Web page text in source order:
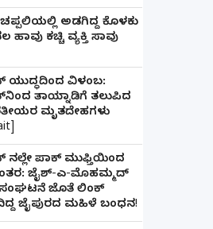
ಚಪ್ಪಲಿಯಲ್ಲಿ ಅಡಗಿದ್ದ ಕೊಳಕು
ಕಚ್ಚಿ ವ್ಯಕ್ತಿ ಸಾವು
ಯುದ್ಧದಿಂದ ವಿಳಂಬ:
ತಾಯ್ನಾಡಿಗೆ ತಲುಪಿದ
ಮೃತದೇಹಗಳು
ಪಾಕ್ ಮುಫ್ತಿಯಿಂದ
ಜೈಶ್-ಎ-ಮೊಹಮ್ಮದ್
ಜೊತೆ ಲಿಂಕ್
ಜೈಪುರದ ಮಹಿಳೆ ಬಂಧನ!